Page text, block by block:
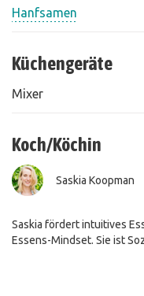
Hanfsamen
Küchengeräte
Mixer
Koch/Köchin
Saskia Koopman
Saskia fördert intuitives
Essens-Mindset. Sie ist